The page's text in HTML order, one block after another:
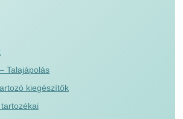
Talajápolás
kiegészítők